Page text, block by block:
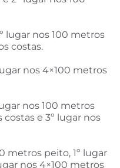
lugar nos 100 metros
costas.
nos 4×100 metros
nos 100 metros
costas e 3º lugar nos
metros peito, 1º lugar
nos 4×100 metros